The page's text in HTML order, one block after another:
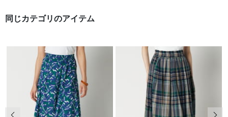
同じカテゴリのアイテム
前の画像